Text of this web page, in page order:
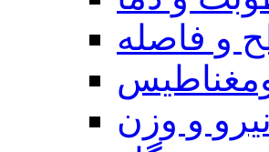
و فاصله
ومغناطیس
نیرو و وزن